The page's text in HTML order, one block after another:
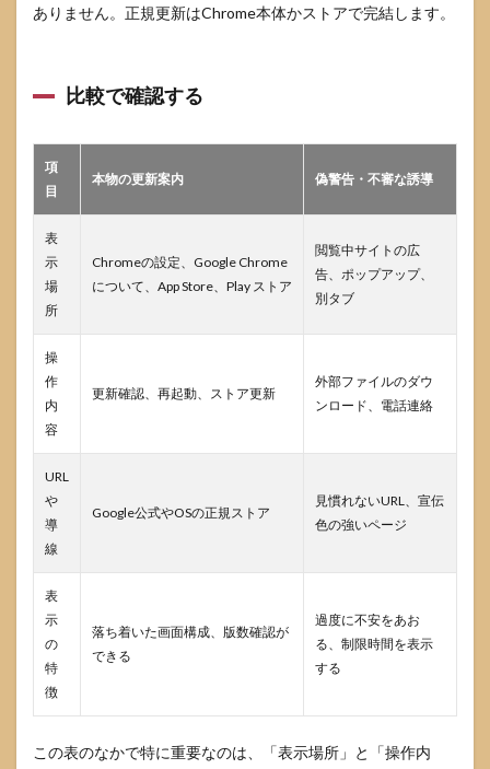
うがよ
6.5
で更
てよ
Chrome
に使い
続ける
ために
意識し
たいこ
更新
7.2
セキ
通知
たと
ありません。正規更新はChrome本体かストアで完結します。
比較で確認する
項
目
本物の更新案内 偽警告・不審な誘導
表
示
場
所
Chromeの設定、Google Chrome
について、App Store、Play ストア
閲覧中サイトの広
告、ポップアップ、
別タブ
操
作
内
容
更新確認、再起動、ストア更新
外部ファイルのダウ
ンロード、電話連絡
URL
や
導
線
Google公式やOSの正規ストア
見慣れないURL、宣伝
色の強いページ
表
示
の
特
徴
落ち着いた画面構成、版数確認が
できる
過度に不安をあお
る、制限時間を表示
する
この表のなかで特に重要なのは、「表示場所」と「操作内